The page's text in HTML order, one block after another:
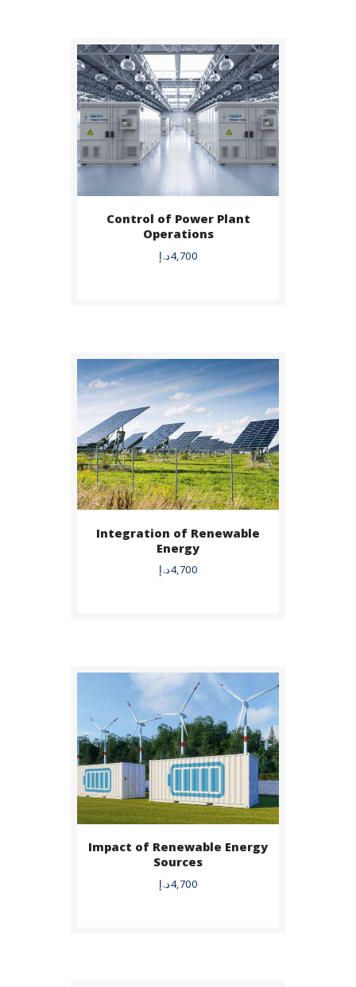
Control of Power Plant
Operations
4,700د.إ
BUY NOW
DETAILS
Integration of Renewable
Energy
4,700د.إ
BUY NOW
DETAILS
Impact of Renewable Energy
Sources
4,700د.إ
BUY NOW
DETAILS